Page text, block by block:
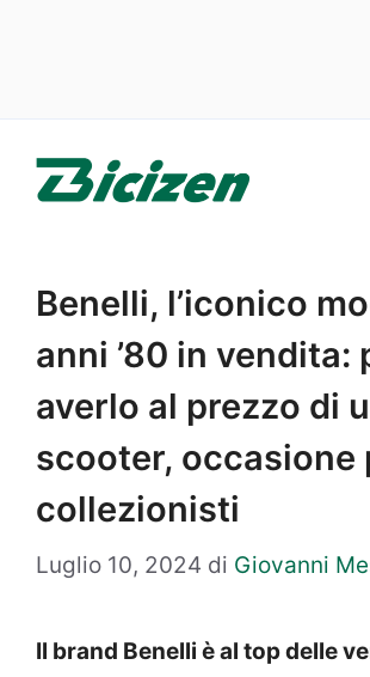
Benelli, l’iconico
anni ’80 in vendita:
averlo al prezzo di
scooter, occasione
collezionisti
Luglio 10, 2024 di Giovanni
Il brand Benelli è al top delle